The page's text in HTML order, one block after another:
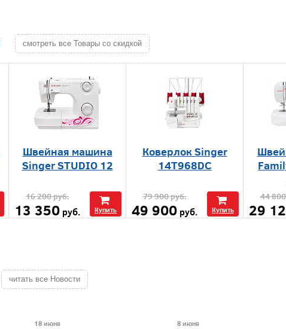
смотреть все Товары со скидкой
Швейная машина
Singer STUDIO 12
16 200руб.
13 350 руб. Купить
Коверлок Singer
14Т968DC
79 900руб.
49 900 руб. Купить
44 800
29
читать все Новости
18 июня 8 июня